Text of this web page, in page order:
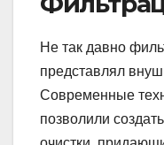
Не так давно
представлял
Современные
позволили